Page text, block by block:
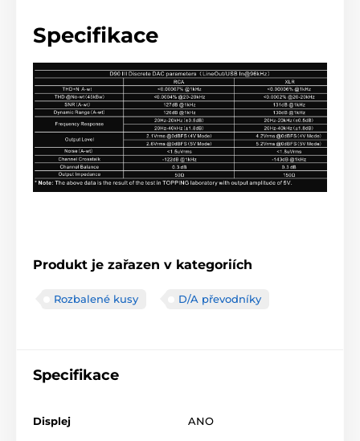
Specifikace
Produkt je zařazen v kategoriích
Rozbalené kusy D/A převodníky
Specifikace
Displej ANO